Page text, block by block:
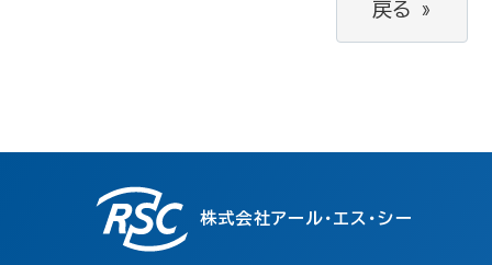
戻る »
株式会社アール・エス・シー